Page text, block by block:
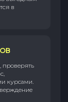
в
проверять
курсами.